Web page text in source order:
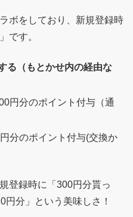
ボをしており、新規登録時
です。
る（もとかせ内の経由な
円分のポイント付与（通
分のポイント付与(交換か
登録時に「300円分貰っ
分」という美味しさ！